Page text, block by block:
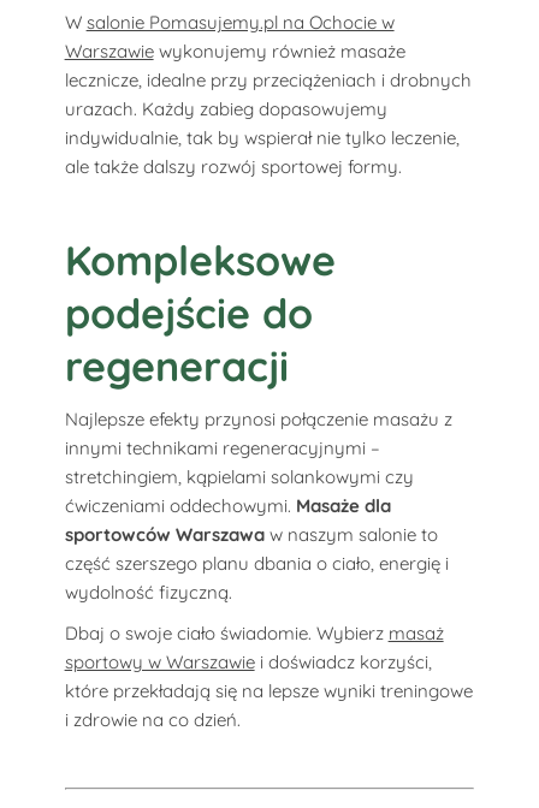
W salonie Pomasujemy.pl na Ochocie w
Warszawiewykonujemy również masaże
lecznicze, idealne przy przeciążeniach i drobnych
urazach. Każdy zabieg dopasowujemy
indywidualnie, tak by wspierał nie tylko leczenie,
ale także dalszy rozwój sportowej formy.
Kompleksowe
podejście do
regeneracji
Najlepsze efekty przynosi połączenie masażu z
innymi technikami regeneracyjnymi –
stretchingiem, kąpielami solankowymi czy
ćwiczeniami oddechowymi. Masaże dla
sportowców Warszawaw naszym salonie to
część szerszego planu dbania o ciało, energię i
wydolność fizyczną.
Dbaj o swoje ciało świadomie. Wybierz masaż
sportowy w Warszawiei doświadcz korzyści,
które przekładają się na lepsze wyniki treningowe
i zdrowie na co dzień.